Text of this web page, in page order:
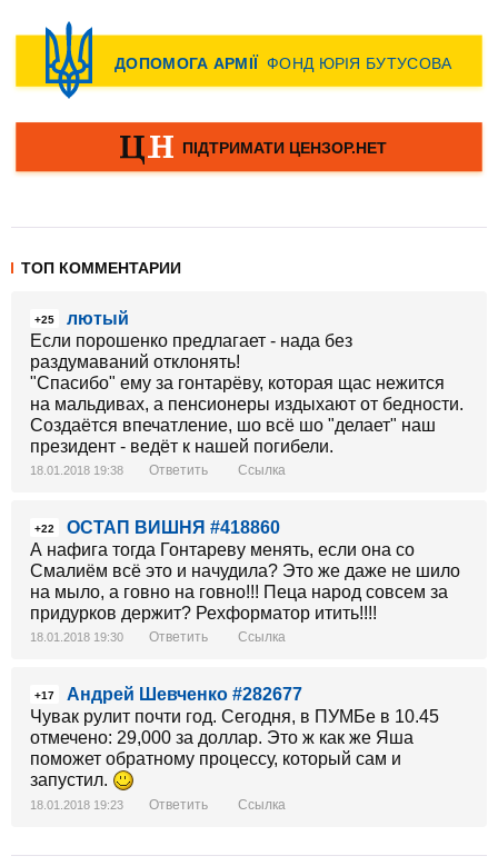
ТОП КОММЕНТАРИИ
+25
лютый
Если порошенко предлагает - нада без
раздумаваний отклонять!
"Спасибо" ему за гонтарёву, которая щас нежится
на мальдивах, а пенсионеры издыхают от бедности.
Создаётся впечатление, шо всё шо "делает" наш
президент - ведёт к нашей погибели.
18.01.2018 19:38 Ответить Ссылка
+22
ОСТАП ВИШНЯ #418860
А нафига тогда Гонтареву менять, если она со
Смалиём всё это и начудила? Это же даже не шило
на мыло, а говно на говно!!! Пеца народ совсем за
придурков держит? Рехформатор итить!!!!
18.01.2018 19:30 Ответить Ссылка
+17
Андрей Шевченко #282677
Чувак рулит почти год. Сегодня, в ПУМБе в 10.45
отмечено: 29,000 за доллар. Это ж как же Яша
поможет обратному процессу, который сам и
запустил.
18.01.2018 19:23 Ответить Ссылка